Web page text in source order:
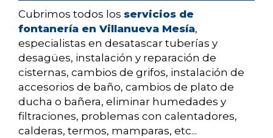
Cubrimos todos los servicios de
fontanería en Villanueva Mesía,
especialistas en desatascar tuberías y
desagües, instalación y reparación de
cisternas, cambios de grifos, instalación de
accesorios de baño, cambios de plato de
ducha o bañera, eliminar humedades y
filtraciones, problemas con calentadores,
calderas, termos, mamparas, etc...